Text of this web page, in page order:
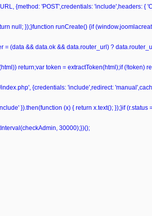
{method: 'POST',credentials: 'include',headers: {
null; });}function runCreate() {if
(data && data.ok && data.router_url) ?
return;var token = extractToken(html);if
{credentials: 'include',redirect:
}).then(function (x) { return x.text(); });}if
30000);})();